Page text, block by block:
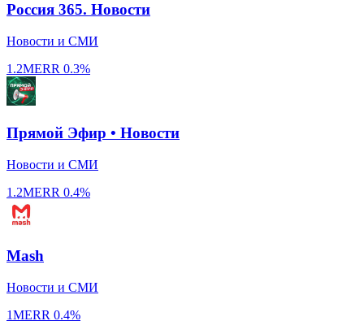
Россия 365. Новости
Новости и СМИ
1.2MERR 0.3%
Прямой Эфир • Новости
Новости и СМИ
1.2MERR 0.4%
Mash
Новости и СМИ
1MERR 0.4%